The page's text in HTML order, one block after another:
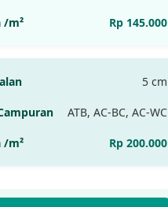
Rp 145.000
5 cm
ATB, AC-BC, AC-WC
Rp 200.000